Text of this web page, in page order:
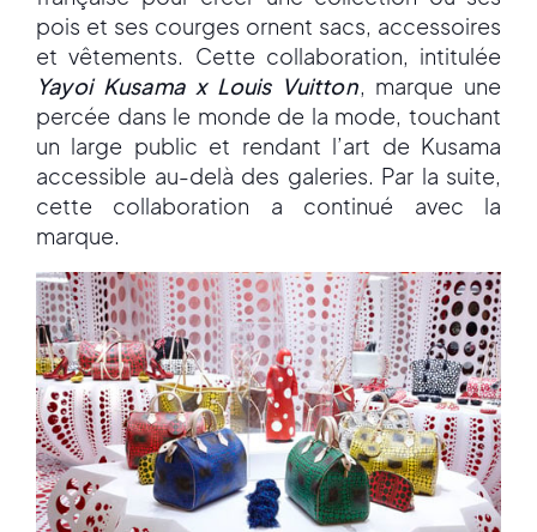
pois et ses courges ornent sacs, accessoires
et vêtements. Cette collaboration, intitulée
Yayoi Kusama x Louis Vuitton, marque une
percée dans le monde de la mode, touchant
un large public et rendant l’art de Kusama
accessible au-delà des galeries. Par la suite,
cette collaboration a continué avec la
marque.